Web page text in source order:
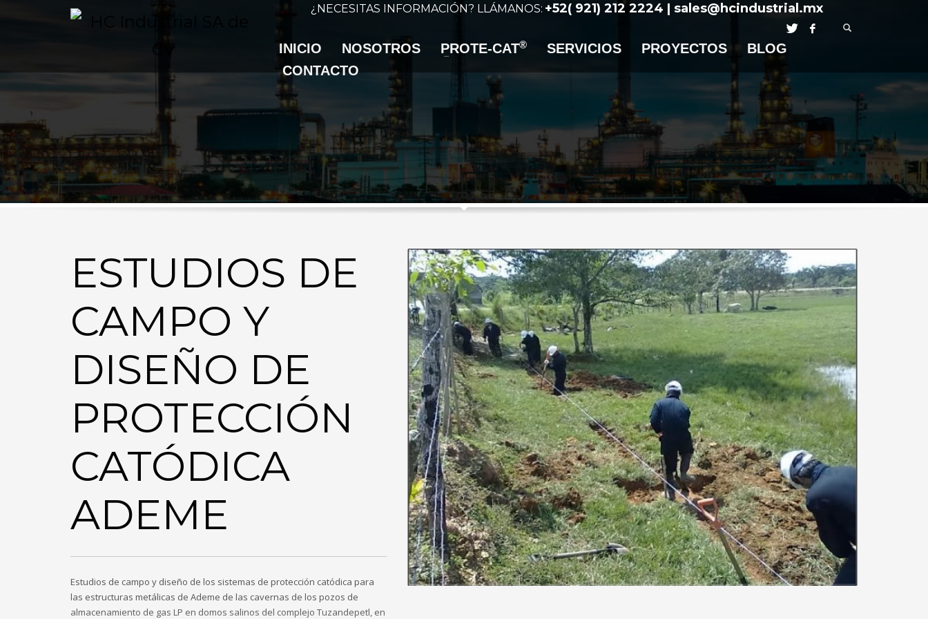
¿NECESITAS INFORMACIÓN? LLÁMANOS: +52( 921) 212 2224 | sales@hcindustrial.mx
INICIO NOSOTROS PROTE-CAT® SERVICIOS PROYECTOS
BLOG
CONTACTO
ESTUDIOS DE
CAMPO Y
DISEÑO DE
PROTECCIÓN
CATÓDICA
ADEME
Estudios de campo y diseño de los sistemas de protección catódica para
las estructuras metálicas de Ademe de las cavernas de los pozos de
almacenamiento de gas LP en domos salinos del complejo Tuzandepetl, en